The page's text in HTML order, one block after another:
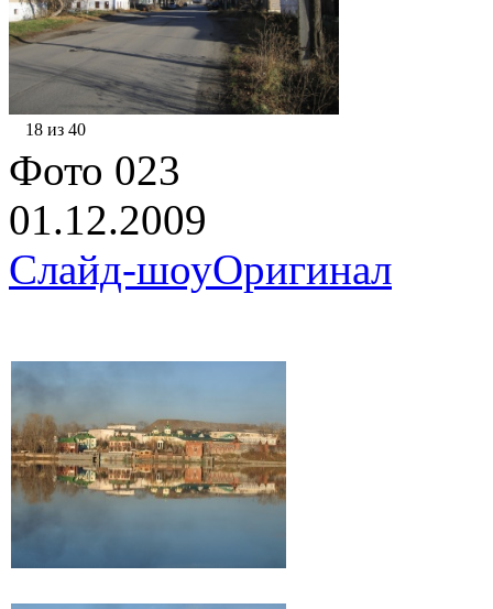
18 из 40
Фото 023
01.12.2009
Слайд-шоуОригинал